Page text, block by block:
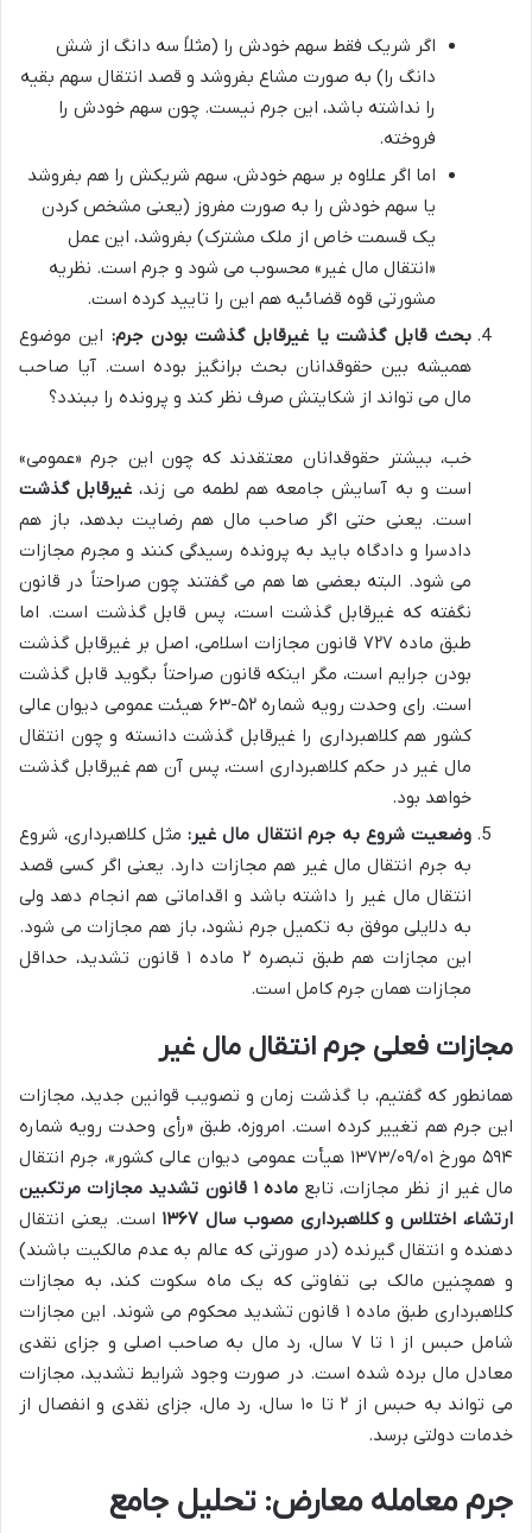
اگر شریک فقط سهم خودش را (مثلاً سه دانگ از شش
دانگ را) به صورت مشاع بفروشد و قصد انتقال سهم بقیه
را نداشته باشد، این جرم نیست. چون سهم خودش را
فروخته.
اما اگر علاوه بر سهم خودش، سهم شریکش را هم بفروشد
یا سهم خودش را به صورت مفروز (یعنی مشخص کردن
یک قسمت خاص از ملک مشترک) بفروشد، این عمل
«انتقال مال غیر» محسوب می شود و جرم است. نظریه
مشورتی قوه قضائیه هم این را تایید کرده است.
بحث قابل گذشت یا غیرقابل گذشت بودن جرم: این موضوع
همیشه بین حقوقدانان بحث برانگیز بوده است. آیا صاحب
مال می تواند از شکایتش صرف نظر کند و پرونده را ببندد؟
خب، بیشتر حقوقدانان معتقدند که چون این جرم «عمومی»
است و به آسایش جامعه هم لطمه می زند، غیرقابل گذشت
است. یعنی حتی اگر صاحب مال هم رضایت بدهد، باز هم
دادسرا و دادگاه باید به پرونده رسیدگی کنند و مجرم مجازات
می شود. البته بعضی ها هم می گفتند چون صراحتاً در قانون
نگفته که غیرقابل گذشت است، پس قابل گذشت است. اما
طبق ماده ۷۲۷ قانون مجازات اسلامی، اصل بر غیرقابل گذشت
بودن جرایم است، مگر اینکه قانون صراحتاً بگوید قابل گذشت
است. رای وحدت رویه شماره ۵۲-۶۳ هیئت عمومی دیوان عالی
کشور هم کلاهبرداری را غیرقابل گذشت دانسته و چون انتقال
مال غیر در حکم کلاهبرداری است، پس آن هم غیرقابل گذشت
خواهد بود.
وضعیت شروع به جرم انتقال مال غیر:مثل کلاهبرداری، شروع
به جرم انتقال مال غیر هم مجازات دارد. یعنی اگر کسی قصد
انتقال مال غیر را داشته باشد و اقداماتی هم انجام دهد ولی
به دلایلی موفق به تکمیل جرم نشود، باز هم مجازات می شود.
این مجازات هم طبق تبصره ۲ ماده ۱ قانون تشدید، حداقل
مجازات همان جرم کامل است.
مجازات فعلی جرم انتقال مال غیر
همانطور که گفتیم، با گذشت زمان و تصویب قوانین جدید، مجازات
این جرم هم تغییر کرده است. امروزه، طبق «رأی وحدت رویه شماره
۵۹۴ مورخ ۱۳۷۳/۰۹/۰۱ هیأت عمومی دیوان عالی کشور»، جرم انتقال
مال غیر از نظر مجازات، تابع
ماده ۱ قانون تشدید مجازات مرتکبین
ارتشاء، اختلاس و کلاهبرداری مصوب سال ۱۳۶۷
است. یعنی انتقال
دهنده و انتقال گیرنده (در صورتی که عالم به عدم مالکیت باشند)
و همچنین مالک بی تفاوتی که یک ماه سکوت کند، به مجازات
کلاهبرداری طبق ماده ۱ قانون تشدید محکوم می شوند. این مجازات
شامل حبس از ۱ تا ۷ سال، رد مال به صاحب اصلی و جزای نقدی
معادل مال برده شده است. در صورت وجود شرایط تشدید، مجازات
می تواند به حبس از ۲ تا ۱۰ سال، رد مال، جزای نقدی و انفصال از
خدمات دولتی برسد.
جرم معامله معارض: تحلیل جامع